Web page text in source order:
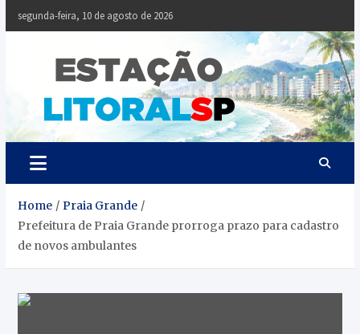
segunda-feira, 10 de agosto de 2026
Litoral
Notícias da
Baixada Santista
Home
Praia Grande
Prefeitura de Praia Grande prorroga prazo para cadastro
de novos ambulantes